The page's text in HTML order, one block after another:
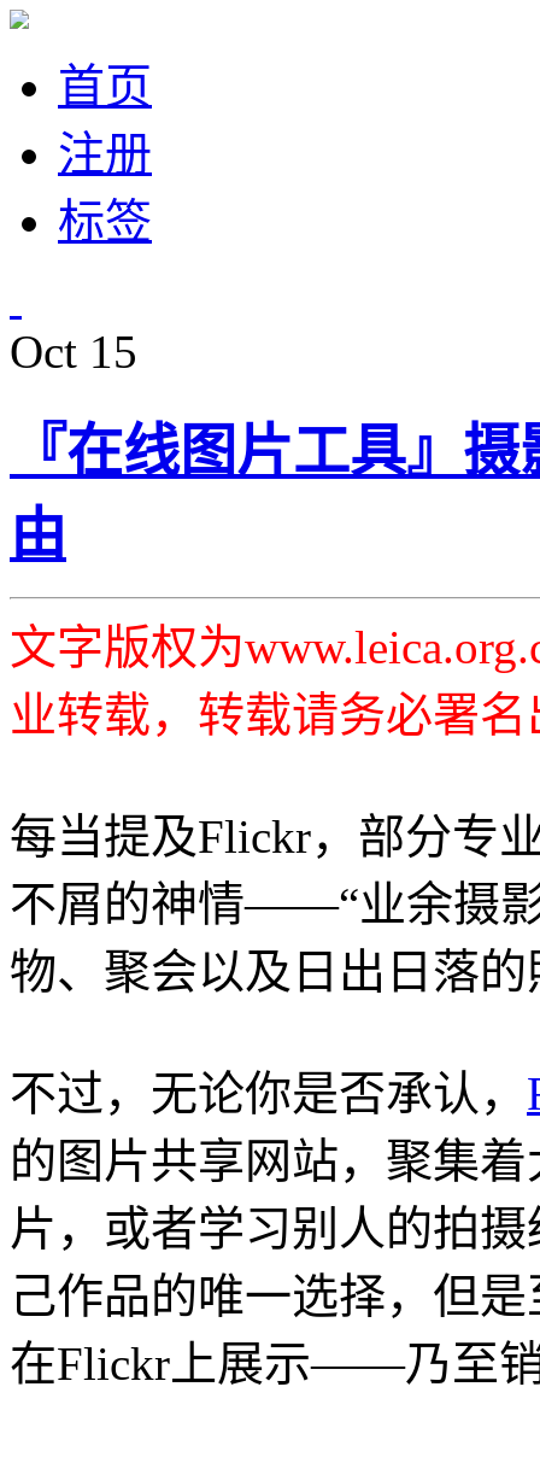
首页
注册
标签
Oct 15
『在线图片工具』
由
文字版权为
业转载，转载请务必署名
每当提及Flickr，部分专
不屑的神情——“业余摄
物、聚会以及日出日落
不过，无论你是否承认，
的图片共享网站，聚集
片，或者学习别人的拍
己作品的唯一选择，但
在Flickr上展示——乃至